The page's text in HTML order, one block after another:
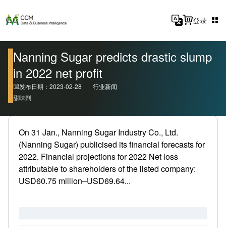
登录
Nanning Sugar predicts drastic slump
in 2022 net profit
发布日期：2023-02-28
行业新闻
甜味剂
On 31 Jan., Nanning Sugar Industry Co., Ltd.
(Nanning Sugar) publicised its financial forecasts for
2022. Financial projections for 2022 Net loss
attributable to shareholders of the listed company:
USD60.75 million–USD69.64...